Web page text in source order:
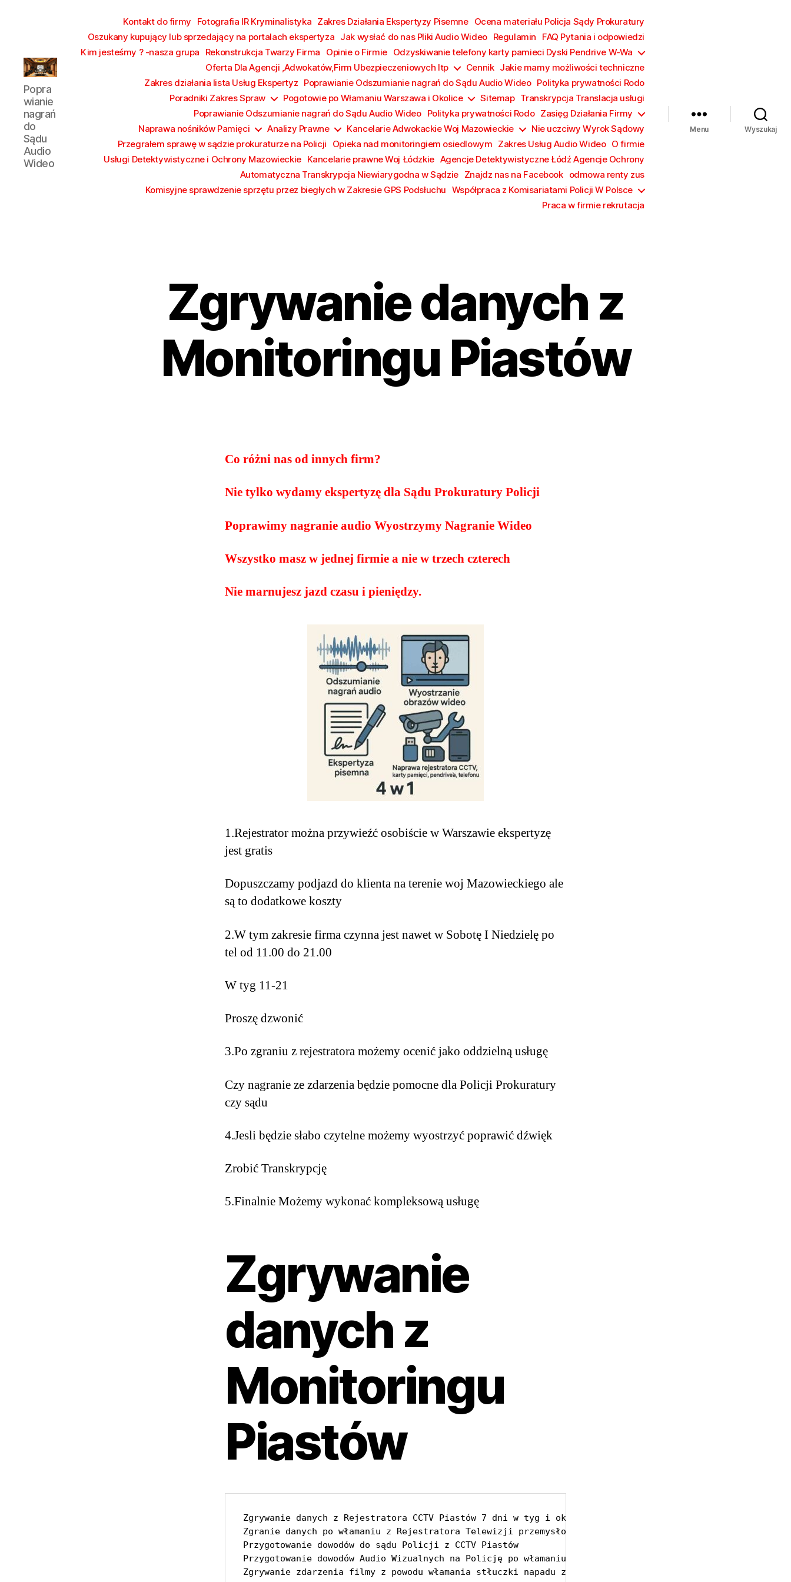
Poprawianie
nagrań
do
Sądu
Audio
Wideo
Popra
wianie
nagrań
do
Sądu
Audio
Wideo
Kontakt do firmy Fotografia IR Kryminalistyka Zakres Działania Ekspertyzy Pisemne Ocena materiału Policja Sądy Prokuratury
Oszukany kupujący lub sprzedający na portalach ekspertyza Jak wysłać do nas Pliki Audio Wideo Regulamin
FAQ Pytania i odpowiedzi
Kim jesteśmy ? -nasza grupa
Rekonstrukcja Twarzy Firma Opinie o Firmie Odzyskiwanie telefony karty pamieci Dyski Pendrive W-Wa
Oferta Dla Agencji ,Adwokatów,Firm Ubezpieczeniowych Itp
Cennik Jakie mamy możliwości techniczne
Zakres działania lista Usług Ekspertyz Poprawianie Odszumianie nagrań do Sądu Audio Wideo Polityka prywatności Rodo
Poradniki Zakres Spraw
Pogotowie po Włamaniu Warszawa i Okolice Sitemap Transkrypcja Translacja usługi
Poprawianie Odszumianie nagrań do Sądu Audio Wideo
Polityka prywatności Rodo Zasięg Działania Firmy
Naprawa nośników Pamięci
Analizy Prawne Kancelarie Adwokackie Woj Mazowieckie
Nie uczciwy Wyrok Sądowy
Przegrałem sprawę w sądzie prokuraturze na Policji
Opieka nad monitoringiem osiedlowym Zakres Usług Audio Wideo O firmie
Usługi Detektywistyczne i Ochrony Mazowieckie Kancelarie prawne Woj Łódzkie Agencje Detektywistyczne Łódź Agencje Ochrony
Automatyczna Transkrypcja Niewiarygodna w Sądzie Znajdz nas na Facebook odmowa renty zus
Komisyjne sprawdzenie sprzętu przez biegłych w Zakresie GPS Podsłuchu Współpraca z Komisariatami Policji W Polsce
Praca w firmie rekrutacja
Menu Wyszukaj
Zgrywanie danych z
Monitoringu Piastów
Co różni nas od innych firm?
Nie tylko wydamy ekspertyzę dla Sądu Prokuratury Policji
Poprawimy nagranie audio Wyostrzymy Nagranie Wideo
Wszystko masz w jednej firmie a nie w trzech czterech
Nie marnujesz jazd czasu i pieniędzy.
1.Rejestrator można przywieźć osobiście w Warszawie ekspertyzę
jest gratis
Dopuszczamy podjazd do klienta na terenie woj Mazowieckiego ale
są to dodatkowe koszty
2.W tym zakresie firma czynna jest nawet w Sobotę I Niedzielę po
tel od 11.00 do 21.00
W tyg 11-21
Proszę dzwonić
3.Po zgraniu z rejestratora możemy ocenić jako oddzielną usługę
Czy nagranie ze zdarzenia będzie pomocne dla Policji Prokuratury
czy sądu
4.Jesli będzie słabo czytelne możemy wyostrzyć poprawić dźwięk
Zrobić Transkrypcję
5.Finalnie Możemy wykonać kompleksową usługę
Zgrywanie
danych z
Monitoringu
Piastów
Zgrywanie danych z Rejestratora CCTV Piastów 7 dni w tyg i okolice
Zgranie danych po włamaniu z Rejestratora Telewizji przemysłowej Piastów
Przygotowanie dowodów do sądu Policji z CCTV Piastów
Przygotowanie dowodów Audio Wizualnych na Policję po włamaniu wypadku zdarzeniu Piastów
Zgrywanie zdarzenia filmy z powodu włamania stłuczki napadu z rejestratora Kamer przemysłowych